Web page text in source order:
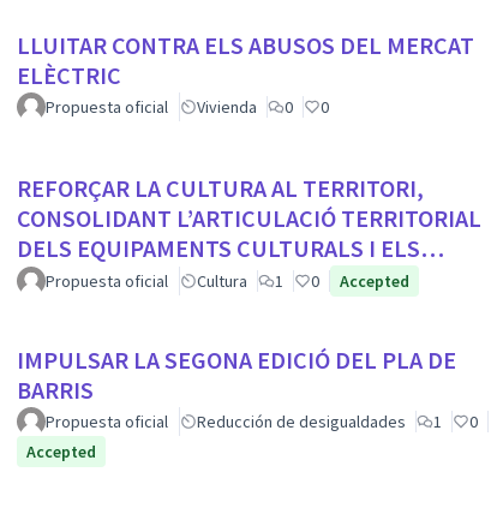
LLUITAR CONTRA ELS ABUSOS DEL MERCAT
ELÈCTRIC
Propuesta oficial Vivienda 0 0
REFORÇAR LA CULTURA AL TERRITORI,
CONSOLIDANT L’ARTICULACIÓ TERRITORIAL
DELS EQUIPAMENTS CULTURALS I ELS
PROJECTES COMUNITARIS
Propuesta oficial Cultura 1 0 Accepted
IMPULSAR LA SEGONA EDICIÓ DEL PLA DE
BARRIS
Propuesta oficial Reducción de desigualdades 1
0
Accepted